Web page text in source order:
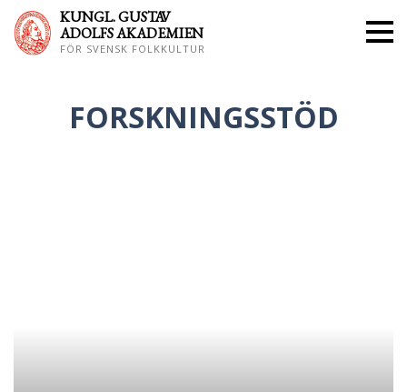
KUNGL. GUSTAV
ADOLFS AKADEMIEN
FÖR SVENSK FOLKKULTUR
FORSKNINGSSTÖD